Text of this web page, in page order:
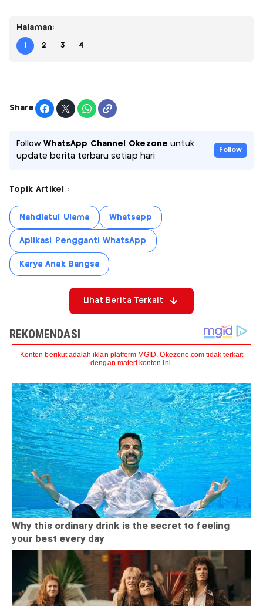
Halaman:
1 2 3 4
Share
FollowWhatsApp Channel Okezone untuk
update berita terbaru setiap hari
Follow
Topik Artikel :
Nahdlatul Ulama Whatsapp
Aplikasi Pengganti WhatsApp
Karya Anak Bangsa
Lihat Berita Terkait